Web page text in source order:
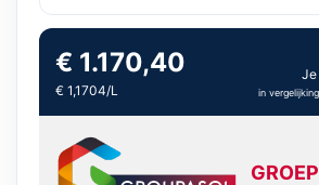
€ 1.170,40
€ 1,1704/L
Je
in